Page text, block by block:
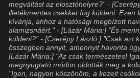
megváltást az elosztóhelyre?" -
illetékmentes csekket fog küldeni. Ezen
kívánja, ahhoz a hatósági megbízott
alamizsnáért." - [Lázár Mária:] "És
küldeni?" - [Cserépy László:] "Csak azt
összegben annyit, amennyit havonta
[Lázár Mária:] "Az csak természetes!
megnyugtató módon oldották meg a
"Igen, nagyon köszönöm, a kezeit